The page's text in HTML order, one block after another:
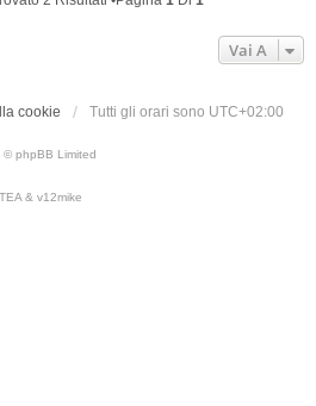
Vai A
cookie Tutti gli orari sono UTC+02:00
© phpBB Limited
& v12mike